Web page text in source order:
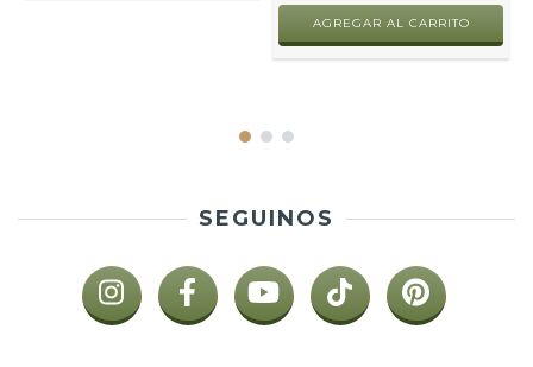
SEGUINOS